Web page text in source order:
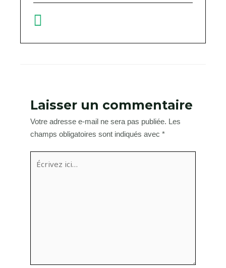
Laisser un commentaire
Votre adresse e-mail ne sera pas publiée. Les
champs obligatoires sont indiqués avec *
ici…